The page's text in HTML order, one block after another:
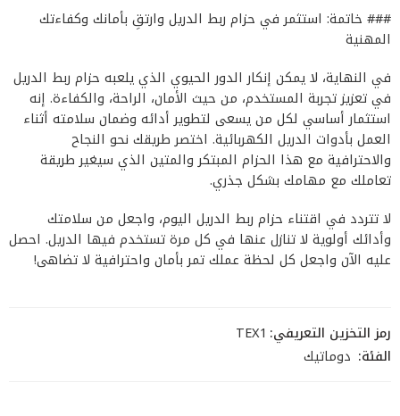
### خاتمة: استثمر في حزام ربط الدريل وارتقِ بأمانك وكفاءتك
المهنية
في النهاية، لا يمكن إنكار الدور الحيوي الذي يلعبه حزام ربط الدريل
في تعزيز تجربة المستخدم، من حيث الأمان، الراحة، والكفاءة. إنه
استثمار أساسي لكل من يسعى لتطوير أدائه وضمان سلامته أثناء
العمل بأدوات الدريل الكهربائية. اختصر طريقك نحو النجاح
والاحترافية مع هذا الحزام المبتكر والمتين الذي سيغير طريقة
تعاملك مع مهامك بشكل جذري.
لا تتردد في اقتناء حزام ربط الدريل اليوم، واجعل من سلامتك
وأدائك أولوية لا تنازل عنها في كل مرة تستخدم فيها الدريل. احصل
عليه الآن واجعل كل لحظة عملك تمر بأمان واحترافية لا تضاهى!
رمز التخزين التعريفي: TEX1
الفئة: دوماتيك